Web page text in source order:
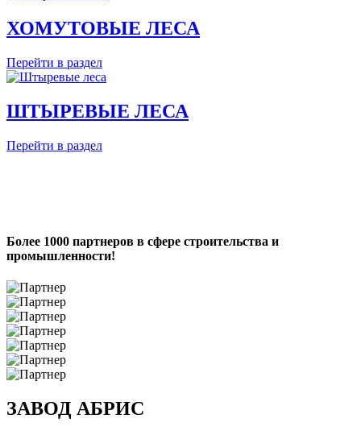
ХОМУТОВЫЕ ЛЕСА
Перейти в раздел
ШТЫРЕВЫЕ ЛЕСА
Перейти в раздел
Более 1000 партнеров в сфере строительства и
промышленности!
ЗАВОД АБРИС